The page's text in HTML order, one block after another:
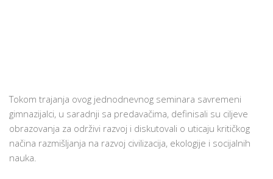
Tokom trajanja ovog jednodnevnog seminara savremeni
gimnazijalci, u saradnji sa predavačima, definisali su ciljeve
obrazovanja za održivi razvoj i diskutovali o uticaju kritičkog
načina razmišljanja na razvoj civilizacija, ekologije i socijalnih
nauka.